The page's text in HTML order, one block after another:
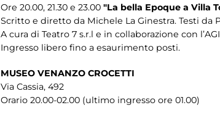
Ore 20.00, 21.30 e 23.00 "La bella Epoque a Villa
Scritto e diretto da Michele La Ginestra. Testi da
A cura di Teatro 7 s.r.l e in collaborazione con
Ingresso libero fino a esaurimento posti.
MUSEO VENANZO CROCETTI
Via Cassia, 492
Orario 20.00-02.00 (ultimo ingresso ore 01.00)